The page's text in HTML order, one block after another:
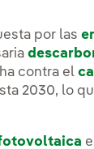
por las
contra el
2030, lo